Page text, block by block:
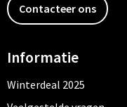
Contacteer ons
Informatie
Winterdeal 2025